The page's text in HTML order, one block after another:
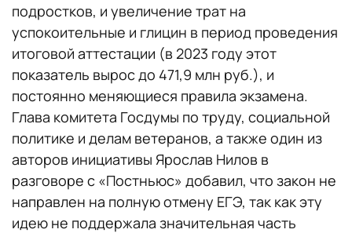
подростков, и увеличение трат на
успокоительные и глицин в период проведения
итоговой аттестации (в 2023 году этот
показатель вырос до 471,9 млн руб.), и
постоянно меняющиеся правила экзамена.
Глава комитета Госдумы по труду, социальной
политике и делам ветеранов, а также один из
авторов инициативы Ярослав Нилов в
разговоре с «Постньюс» добавил, что закон не
направлен на полную отмену ЕГЭ, так как эту
идею не поддержала значительная часть